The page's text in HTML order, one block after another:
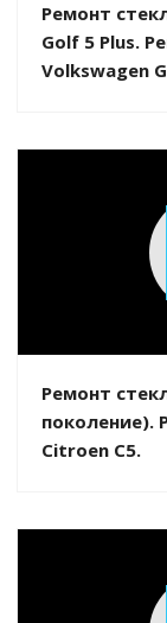
Ремонт
Golf 5 Plus.
Volkswagen
Ремонт
поколение).
Citroen C5.